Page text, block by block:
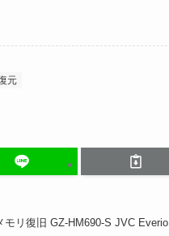
元
モリ復旧 GZ-HM690-S JVC Everio